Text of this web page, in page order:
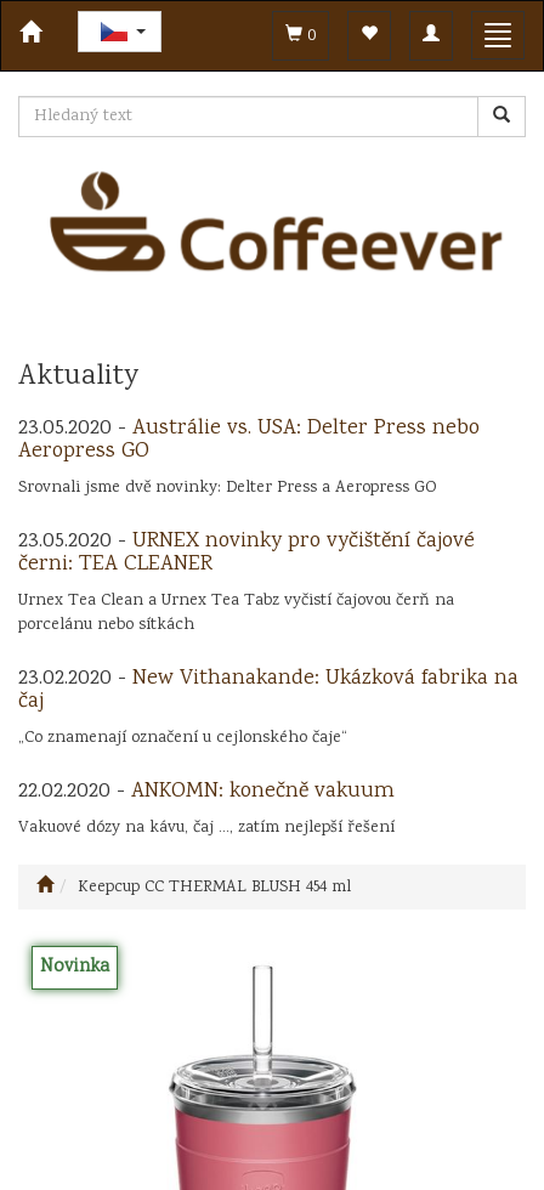
Toggle
navigation
0
Aktuality
23.05.2020 - Austrálie vs. USA: Delter Press nebo
Aeropress GO
Srovnali jsme dvě novinky: Delter Press a Aeropress GO
23.05.2020 - URNEX novinky pro vyčištění čajové
černi: TEA CLEANER
Urnex Tea Clean a Urnex Tea Tabz vyčistí čajovou čerň na
porcelánu nebo sítkách
23.02.2020 - New Vithanakande: Ukázková fabrika na
čaj
„Co znamenají označení u cejlonského čaje“
22.02.2020 - ANKOMN: konečně vakuum
Vakuové dózy na kávu, čaj ..., zatím nejlepší řešení
Keepcup CC THERMAL BLUSH 454 ml
Novinka